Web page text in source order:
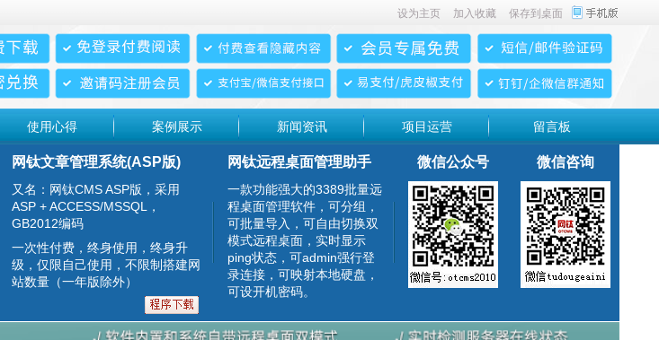
设为主页 加入收藏 保存到桌面
使用心得 案例展示 新闻资讯 项目运营 留言板
网钛文章管理系统(ASP版)
又名：网钛CMS ASP版，采用
ASP + ACCESS/MSSQL，
GB2012编码
一次性付费，终身使用，终身升
级，仅限自己使用，不限制搭建网
站数量（一年版除外）
网钛远程桌面管理助手
一款功能强大的3389批量远
程桌面管理软件，可分组，
可批量导入，可自由切换双
模式远程桌面，实时显示
ping状态，可admin强行登
录连接，可映射本地硬盘，
可设开机密码。
微信公众号 微信咨询